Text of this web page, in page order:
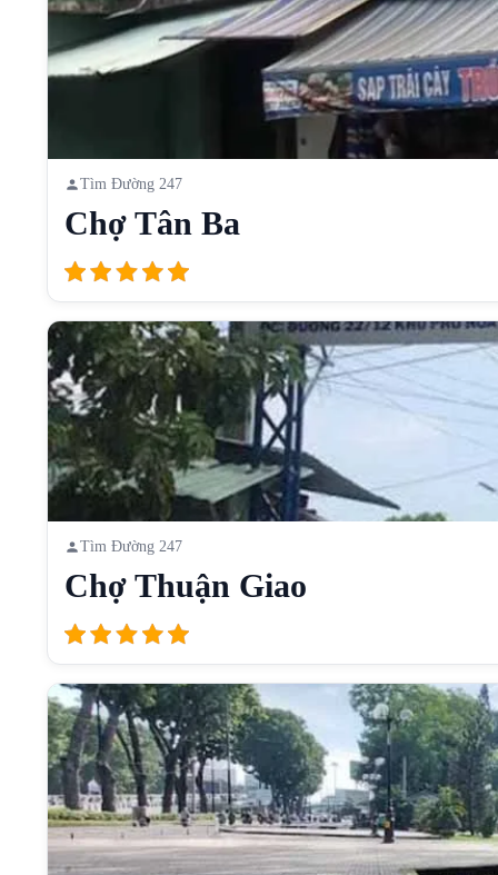
Tìm Đường 247
Chợ Tân Ba
Tìm Đường 247
Chợ Thuận Giao